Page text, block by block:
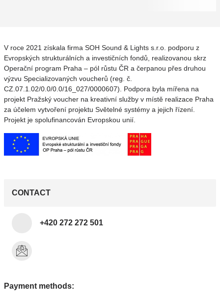
V roce 2021 získala firma SOH Sound & Lights s.r.o. podporu z
Evropských strukturálních a investičních fondů, realizovanou skrz
Operační program Praha – pól růstu ČR a čerpanou přes druhou
výzvu Specializovaných voucherů (reg. č.
CZ.07.1.02/0.0/0.0/16_027/0000607). Podpora byla mířena na
projekt Pražský voucher na kreativní služby v místě realizace Praha
za účelem vytvoření projektu Světelné systémy a jejich řízení.
Projekt je spolufinancován Evropskou unií.
CONTACT
+420 272 272 501
Payment methods: